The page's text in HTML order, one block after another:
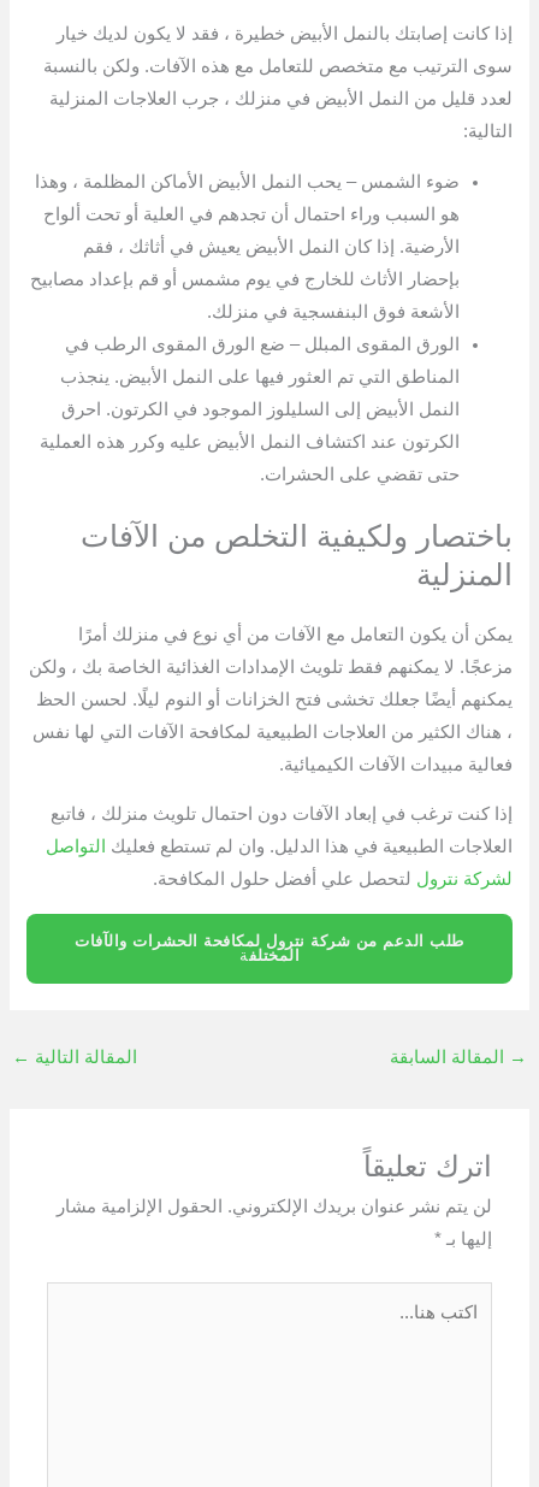
إذا كانت إصابتك بالنمل الأبيض خطيرة ، فقد لا يكون لديك خيار
سوى الترتيب مع متخصص للتعامل مع هذه الآفات. ولكن بالنسبة
لعدد قليل من النمل الأبيض في منزلك ، جرب العلاجات المنزلية
التالية:
ضوء الشمس – يحب النمل الأبيض الأماكن المظلمة ، وهذا
هو السبب وراء احتمال أن تجدهم في العلية أو تحت ألواح
الأرضية. إذا كان النمل الأبيض يعيش في أثاثك ، فقم
بإحضار الأثاث للخارج في يوم مشمس أو قم بإعداد مصابيح
الأشعة فوق البنفسجية في منزلك.
الورق المقوى المبلل – ضع الورق المقوى الرطب في
المناطق التي تم العثور فيها على النمل الأبيض. ينجذب
النمل الأبيض إلى السليلوز الموجود في الكرتون. احرق
الكرتون عند اكتشاف النمل الأبيض عليه وكرر هذه العملية
حتى تقضي على الحشرات.
باختصار ولكيفية التخلص من الآفات
المنزلية
يمكن أن يكون التعامل مع الآفات من أي نوع في منزلك أمرًا
مزعجًا. لا يمكنهم فقط تلويث الإمدادات الغذائية الخاصة بك ، ولكن
يمكنهم أيضًا جعلك تخشى فتح الخزانات أو النوم ليلًا. لحسن الحظ
، هناك الكثير من العلاجات الطبيعية لمكافحة الآفات التي لها نفس
فعالية مبيدات الآفات الكيميائية.
إذا كنت ترغب في إبعاد الآفات دون احتمال تلويث منزلك ، فاتبع
العلاجات الطبيعية في هذا الدليل. وان لم تستطع فعليك
التواصل
لشركة نترول لتحصل علي أفضل حلول المكافحة.
طلب الدعم من شركة نترول لمكافحة الحشرات والآفات
المختلفة
→ المقالة السابقة المقالة التالية ←
اترك تعليقاً
لن يتم نشر عنوان بريدك الإلكتروني.
الحقول الإلزامية مشار
إليها بـ*